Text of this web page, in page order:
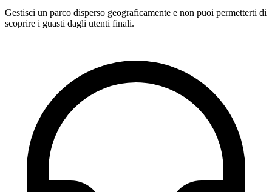
Gestisci un parco disperso geograficamente e non puoi permetterti di
scoprire i guasti dagli utenti finali.